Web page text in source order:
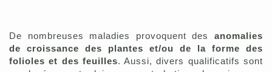
De nombreuses maladies provoquent des anomalies
de croissance des plantes et/ou de la forme des
folioles et des feuilles. Aussi, divers qualificatifs sont